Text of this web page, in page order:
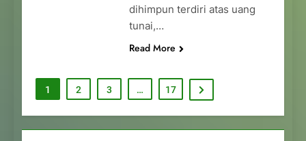
dihimpun terdiri atas uang
tunai,…
Read More
1 2 3 … 17